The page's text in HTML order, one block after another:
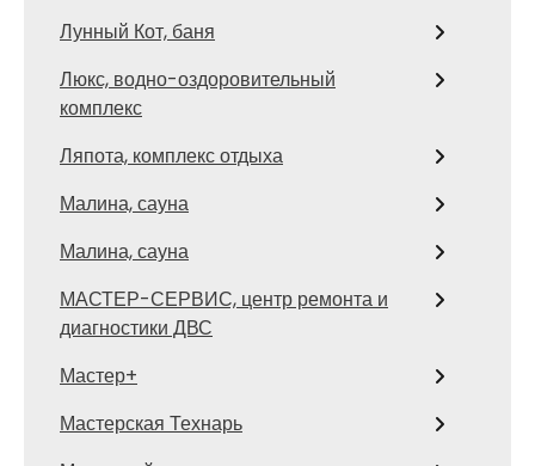
Лунный Кот, баня
Люкс, водно-оздоровительный
комплекс
Ляпота, комплекс отдыха
Малина, сауна
Малина, сауна
МАСТЕР-СЕРВИС, центр ремонта и
диагностики ДВС
Мастер+
Мастерская Технарь